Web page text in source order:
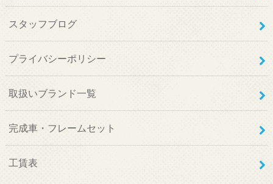
スタッフブログ
プライバシーポリシー
取扱いブランド一覧
完成車・フレームセット
工賃表